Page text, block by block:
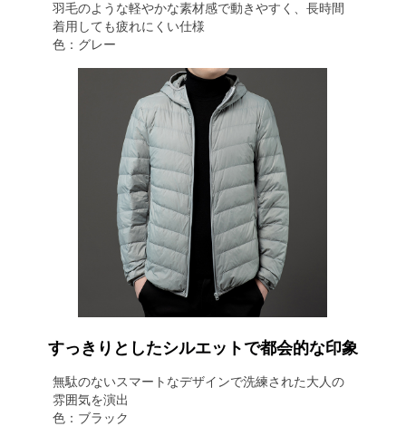
羽毛のような軽やかな素材感で動きやすく、長時間
着用しても疲れにくい仕様
色：グレー
すっきりとしたシルエットで都会的な印象
無駄のないスマートなデザインで洗練された大人の
雰囲気を演出
色：ブラック